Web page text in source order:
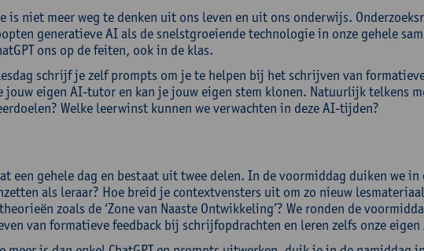
niet meer weg te denken uit ons leven en uit ons onderwijs.
generatieve AI als de snelstgroeiende technologie in onze gehele
ons op de feiten, ook in de klas.
schrijf je zelf prompts om je te helpen bij het schrijven van
jouw eigen AI-tutor en kan je jouw eigen stem klonen. Natuurlijk telkens
Welke leerwinst kunnen we verwachten in deze AI-tijden?
een gehele dag en bestaat uit twee delen. In de voormiddag duiken we in
als leraar? Hoe breid je contextvensters uit om zo nieuw
zoals de ‘Zone van Naaste Ontwikkeling’? We ronden de
van formatieve feedback bij schrijfopdrachten en leren zelfs onze